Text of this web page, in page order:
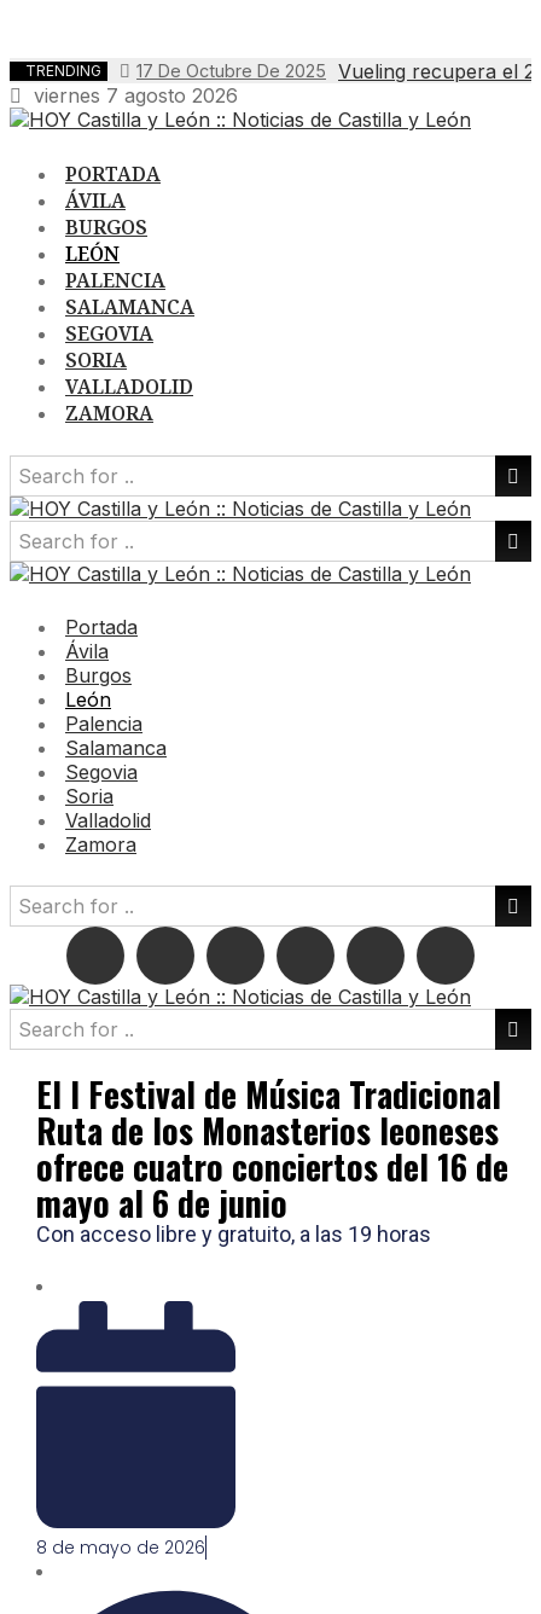
TRENDING 17 De Octubre De 2025
Vueling recupera el
viernes 7 agosto 2026
PORTADA
ÁVILA
BURGOS
LEÓN
PALENCIA
SALAMANCA
SEGOVIA
SORIA
VALLADOLID
ZAMORA
Portada
Ávila
Burgos
León
Palencia
Salamanca
Segovia
Soria
Valladolid
Zamora
El I Festival de Música Tradicional
Ruta de los Monasterios leoneses
ofrece cuatro conciertos del 16 de
mayo al 6 de junio
Con acceso libre y gratuito, a las 19 horas
8 de mayo de 2026